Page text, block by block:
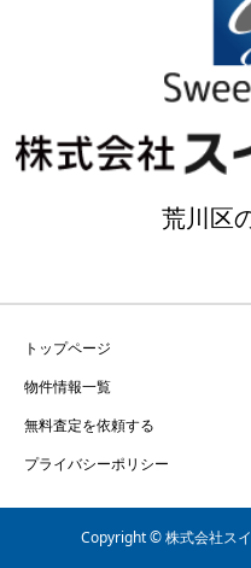
荒川区
トップページ
物件情報一覧
無料査定を依頼する
プライバシーポリシー
Copyright © 株式会社ス